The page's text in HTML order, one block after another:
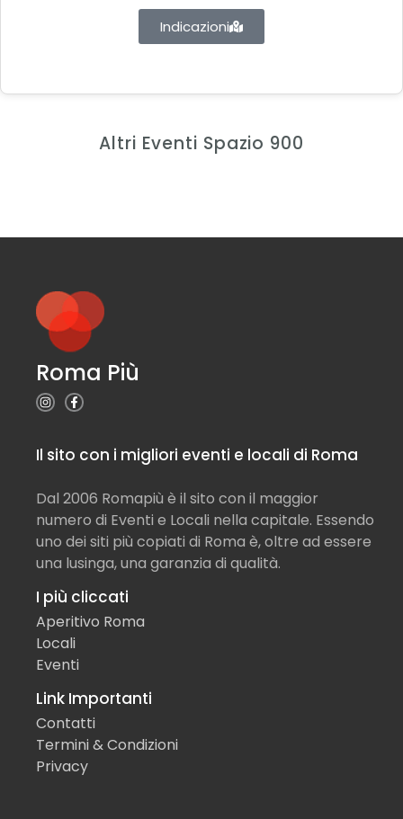
Indicazioni
Altri Eventi Spazio 900
Roma Più
Il sito con i migliori eventi e locali di Roma
Dal 2006 Romapiù è il sito con il maggior
numero di Eventi e Locali nella capitale. Essendo
uno dei siti più copiati di Roma è, oltre ad essere
una lusinga, una garanzia di qualità.
I più cliccati
Aperitivo Roma
Locali
Eventi
Link Importanti
Contatti
Termini & Condizioni
Privacy